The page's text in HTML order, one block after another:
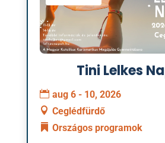
Tini Lelkes
aug 6 - 10, 2026
Ceglédfürdő
Országos programok